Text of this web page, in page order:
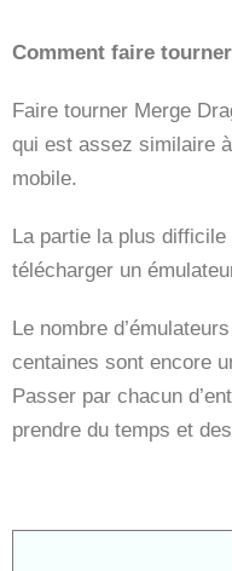
Comment faire
Faire tourner Merge
qui est assez similaire
mobile.
La partie la plus
télécharger un
Le nombre
centaines sont encore
Passer par chacun
prendre du temps et